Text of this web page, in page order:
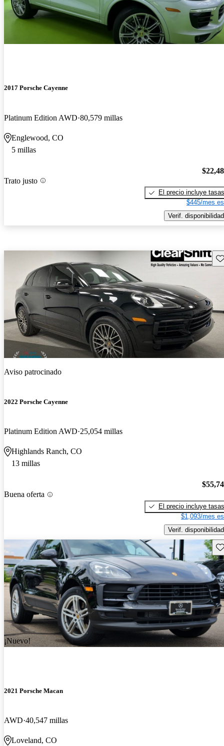
2017 Porsche Cayenne
Platinum Edition AWD 80,579 millas
Englewood, CO
5 millas
Trato justo
El precio incluye tasas
$445/mes
Verif. disponibilidad
Aviso patrocinado
2022 Porsche Cayenne
Platinum Edition AWD 25,054 millas
Highlands Ranch, CO
13 millas
Buena oferta
El precio incluye tasas
$1,093/mes
Verif. disponibilidad
¡Nuevo!
2021 Porsche Macan
AWD 40,547 millas
Loveland, CO